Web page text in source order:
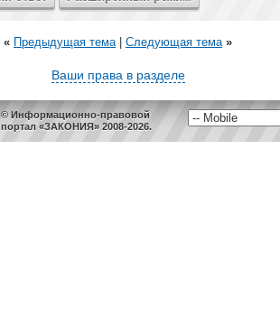
« Предыдущая тема| Следующая тема »
Ваши права в разделе
© Информационно-правовой
портал «ЗАКОНИЯ» 2008-2026.